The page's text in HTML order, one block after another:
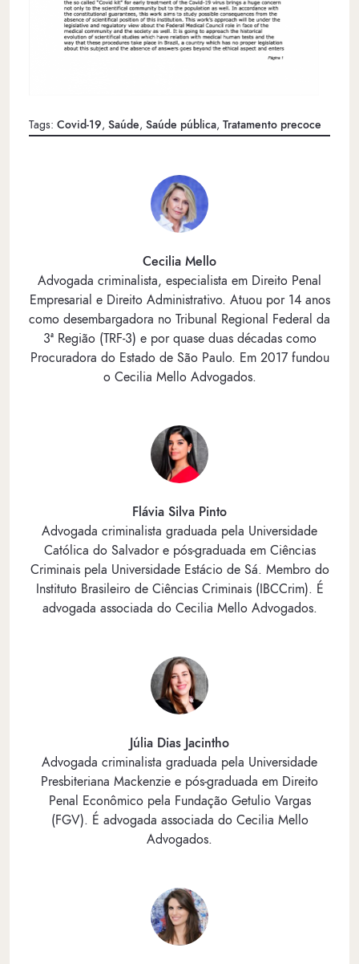
Tags: Covid-19, Saúde, Saúde pública, Tratamento precoce
Cecilia Mello
Advogada criminalista, especialista em Direito Penal
Empresarial e Direito Administrativo. Atuou por 14 anos
como desembargadora no Tribunal Regional Federal da
3ª Região (TRF-3) e por quase duas décadas como
Procuradora do Estado de São Paulo. Em 2017 fundou
o Cecilia Mello Advogados.
Flávia Silva Pinto
Advogada criminalista graduada pela Universidade
Católica do Salvador e pós-graduada em Ciências
Criminais pela Universidade Estácio de Sá. Membro do
Instituto Brasileiro de Ciências Criminais (IBCCrim). É
advogada associada do Cecilia Mello Advogados.
Júlia Dias Jacintho
Advogada criminalista graduada pela Universidade
Presbiteriana Mackenzie e pós-graduada em Direito
Penal Econômico pela Fundação Getulio Vargas
(FGV). É advogada associada do Cecilia Mello
Advogados.